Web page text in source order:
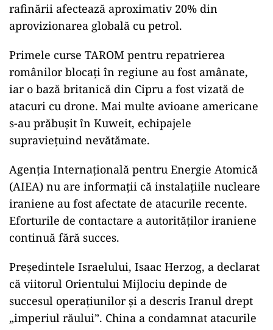
rafinării afectează aproximativ 20% din
aprovizionarea globală cu petrol.
Primele curse TAROM pentru repatrierea
românilor blocați în regiune au fost amânate,
iar o bază britanică din Cipru a fost vizată de
atacuri cu drone. Mai multe avioane americane
s-au prăbușit în Kuweit, echipajele
supraviețuind nevătămate.
Agenția Internațională pentru Energie Atomică
(AIEA) nu are informații că instalațiile nucleare
iraniene au fost afectate de atacurile recente.
Eforturile de contactare a autorităților iraniene
continuă fără succes.
Președintele Israelului, Isaac Herzog, a declarat
că viitorul Orientului Mijlociu depinde de
succesul operațiunilor și a descris Iranul drept
„imperiul răului”. China a condamnat atacurile